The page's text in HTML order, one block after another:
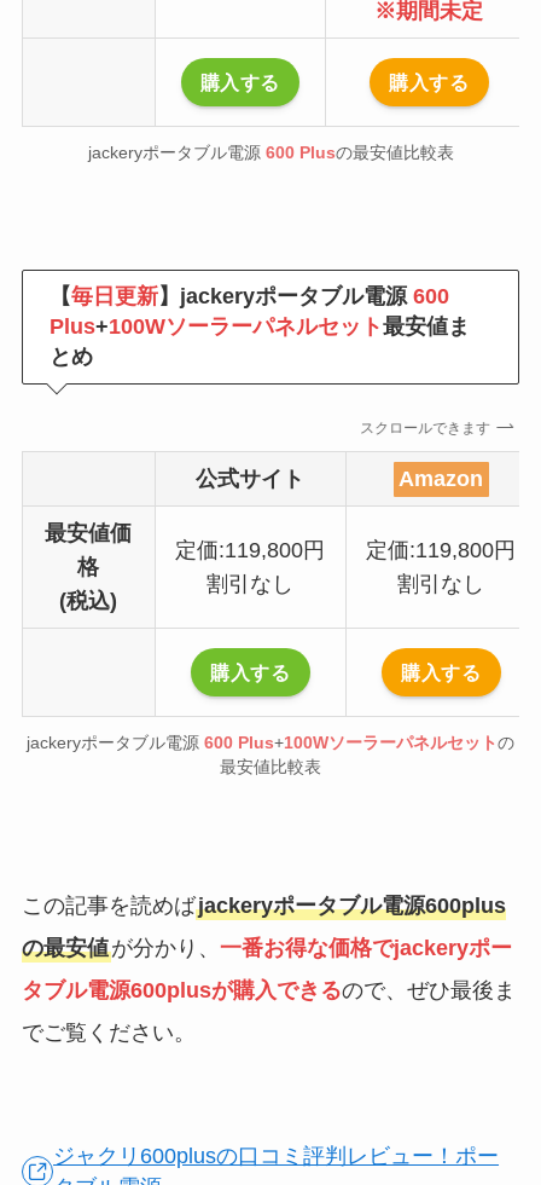
※期間未定
購入する 購入する
jackeryポータブル電源 600 Plusの最安値比較表
【毎日更新】jackeryポータブル電源600
Plus+100Wソーラーパネルセット最安値ま
とめ
スクロールできます
公式サイト Amazon
最安値価
格
(税込)
定価:119,800円
割引なし
定価:119,800円
割引なし
購入する 購入する
jackeryポータブル電源 600 Plus+100Wソーラーパネルセットの
最安値比較表
この記事を読めばjackeryポータブル電源600plus
の最安値が分かり、 一番お得な価格でjackeryポー
タブル電源600plusが購入できるので、ぜひ最後ま
でご覧ください。
ジャクリ600plusの口コミ評判レビュー！ポー